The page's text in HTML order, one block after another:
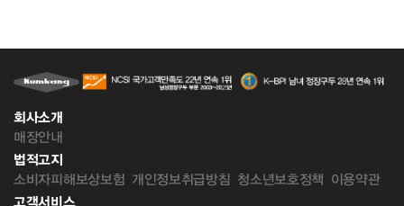
회사소개
매장안내
법적고지
소비자피해보상보험 개인정보취급방침 청소년보호정책 이용약관
고객서비스